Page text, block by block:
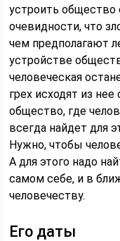
устроить общество
очевидности, что
чем предполагают
устройстве
человеческая
грех исходят из
общество, где
всегда найдет для
Нужно, чтобы
А для этого надо
самом себе, и в
человечеству.
Его даты